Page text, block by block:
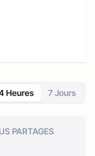
Heures 7 Jours
PARTAGES